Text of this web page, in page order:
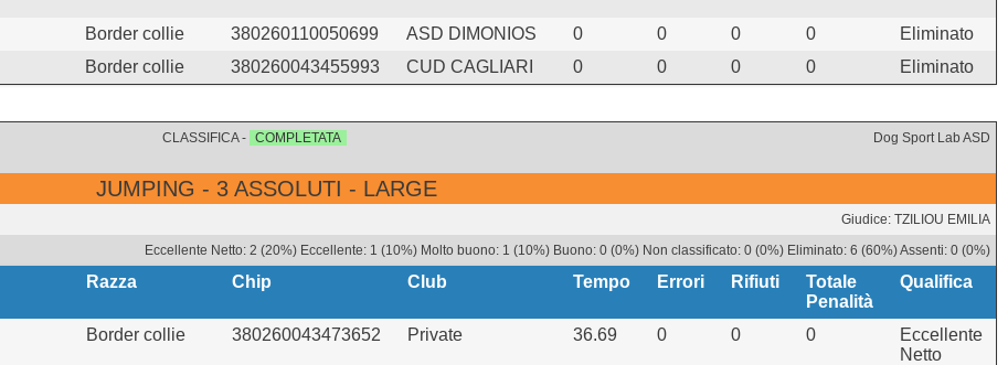
Border collie 380260110050699 ASD DIMONIOS 0 0 0 0
Eliminato
Border collie 380260043455993 CUD CAGLIARI 0 0 0 0 Eliminato
CLASSIFICA - COMPLETATA Dog Sport Lab ASD
JUMPING - 3 ASSOLUTI - LARGE
Giudice: TZILIOU EMILIA
Eccellente Netto: 2 (20%) Eccellente: 1 (10%) Molto buono: 1 (10%) Buono: 0 (0%) Non classificato: 0 (0%) Eliminato: 6 (60%) Assenti: 0 (0%)
Razza Chip Club Tempo Errori Rifiuti
Totale
Penalità
Qualifica
Border collie 380260043473652 Private 36.69 0 0 0
Eccellente
Netto